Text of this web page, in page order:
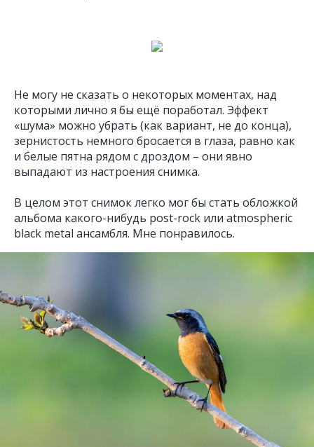
Не могу не сказать о некоторых моментах, над
которыми лично я бы ещё поработал. Эффект
«шума» можно убрать (как вариант, не до конца),
зернистость немного бросается в глаза, равно как
и белые пятна рядом с дроздом – они явно
выпадают из настроения снимка.
В целом этот снимок легко мог бы стать обложкой
альбома какого-нибудь post-rock или atmospheric
black metal ансамбля. Мне понравилось.